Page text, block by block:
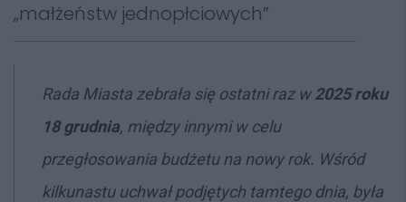
„małżeństw jednopłciowych”
Rada Miasta zebrała się ostatni raz w2025 roku
18 grudnia, między innymi w celu
przegłosowania budżetu na nowy rok. Wśród
kilkunastu uchwał podjętych tamtego dnia, była